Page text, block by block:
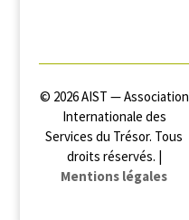
© 2026 AIST — Association
Internationale des
Services du Trésor. Tous
droits réservés. |
Mentions légales